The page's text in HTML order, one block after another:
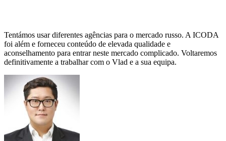
Tentámos usar diferentes agências para o mercado russo. A ICODA
foi além e forneceu conteúdo de elevada qualidade e
aconselhamento para entrar neste mercado complicado. Voltaremos
definitivamente a trabalhar com o Vlad e a sua equipa.